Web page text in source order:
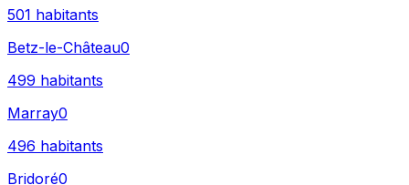
501 habitants
Betz-le-Château0
499 habitants
Marray0
496 habitants
Bridoré0